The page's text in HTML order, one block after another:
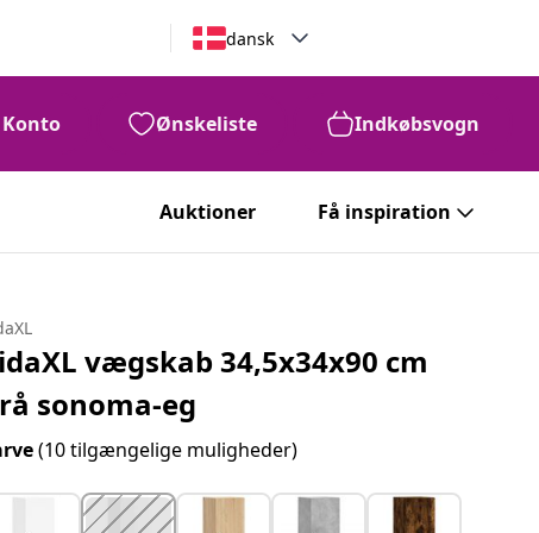
dansk
Konto Ønskeliste Indkøbsvogn
Auktioner Få inspiration
vægskab 34,5x34x90 cm
sonoma-eg
(10 tilgængelige muligheder)